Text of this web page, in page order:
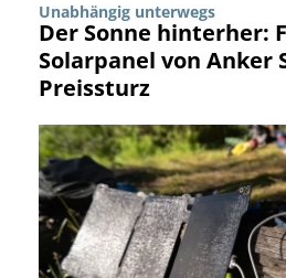
Unabhängig unterwegs
Der Sonne hinterher:
Solarpanel von Anker
Preissturz